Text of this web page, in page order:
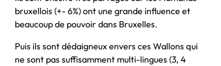
bruxellois (+- 6%) ont une grande influence et
beaucoup de pouvoir dans Bruxelles.
Puis ils sont dédaigneux envers ces Wallons qui
ne sont pas suffisamment multi-lingues (3, 4